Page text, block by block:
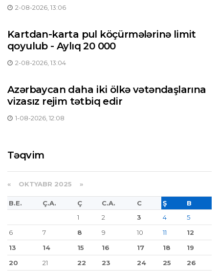
2-08-2026, 13:06
Kartdan-karta pul köçürmələrinə limit
qoyulub - Aylıq 20 000
2-08-2026, 13:04
Azərbaycan daha iki ölkə vətəndaşlarına
vizasız rejim tətbiq edir
1-08-2026, 12:08
Təqvim
« OKTYABR 2025 »
B.E. Ç.A. Ç C.A. C Ş
B
1
2 3 4
5
6
7 8 9 10 11
12
13
14 15 16 17 18
19
20
21 22 23 24 25
26